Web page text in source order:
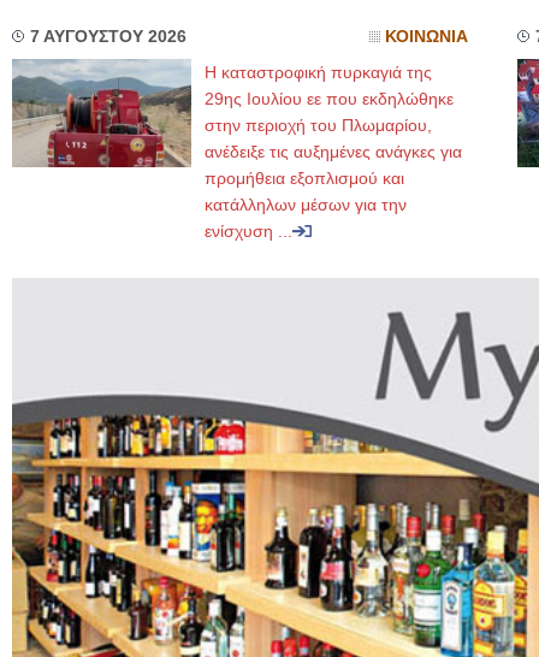
7 ΑΥΓΟΥΣΤΟΥ 2026 ΚΟΙΝΩΝΙΑ
Η καταστροφική πυρκαγιά της
29ης Ιουλίου εε που εκδηλώθηκε
στην περιοχή του Πλωμαρίου,
ανέδειξε τις αυξημένες ανάγκες για
προμήθεια εξοπλισμού και
κατάλληλων μέσων για την
ενίσχυση ...